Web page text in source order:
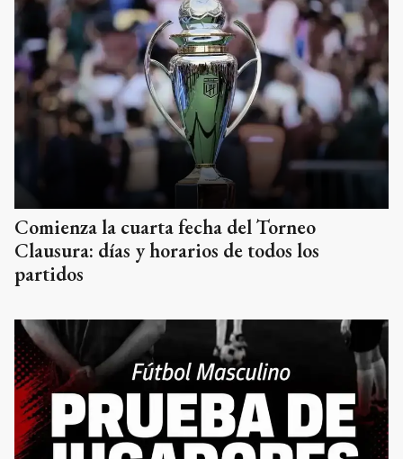
Comienza la cuarta fecha del Torneo
Clausura: días y horarios de todos los
partidos